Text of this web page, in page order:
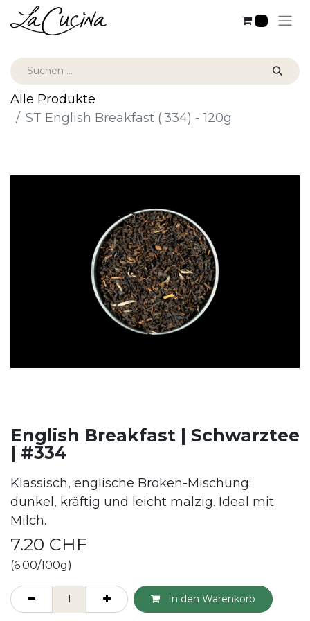
Alle Produkte
ST English Breakfast (.334) - 120g
English Breakfast | Schwarztee
| #334
Klassisch, englische Broken-Mischung:
dunkel, kräftig und leicht malzig. Ideal mit
Milch.
7.20 CHF
(6.00/100g)
In den Warenkorb